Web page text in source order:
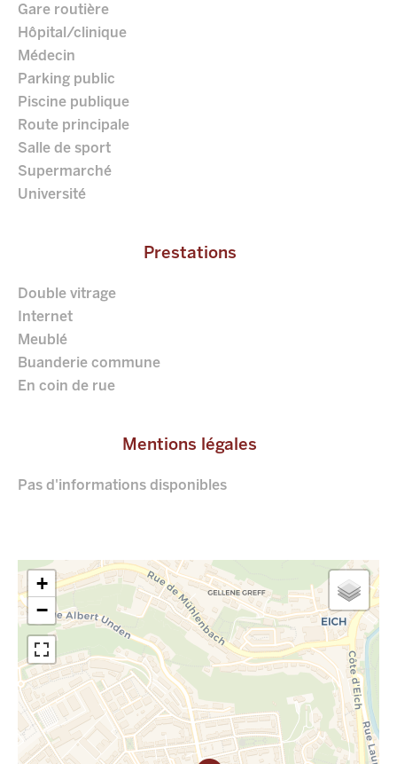
Gare routière
Hôpital/clinique
Médecin
Parking public
Piscine publique
Route principale
Salle de sport
Supermarché
Université
Prestations
Double vitrage
Internet
Meublé
Buanderie commune
En coin de rue
Mentions légales
Pas d'informations disponibles
+
−